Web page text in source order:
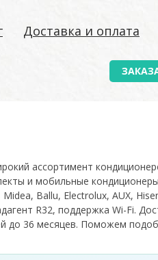
Доставка и оплата
ассортимент
и мобильные
Ballu, Electrolux, AUX,
R32, поддержка Wi-Fi.
до 36 месяцев. Поможем